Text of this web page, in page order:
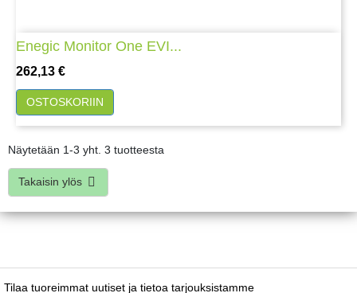
Enegic Monitor One EVI...
Hinta
262,13 €
OSTOSKORIIN
Näytetään 1-3 yht. 3 tuotteesta
Takaisin ylös 
Tilaa tuoreimmat uutiset ja tietoa tarjouksistamme